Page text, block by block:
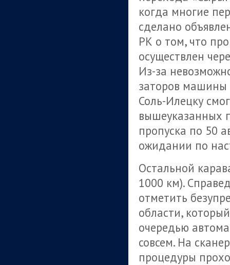
когда многие
сделано
РК о том, что
осуществлен
Из-за
заторов машины
Соль-Илецку
вышеуказанных
пропуска по 50
ожидании по
Остальной
1000 км).
отметить
области,
очередью
совсем. На
процедуры